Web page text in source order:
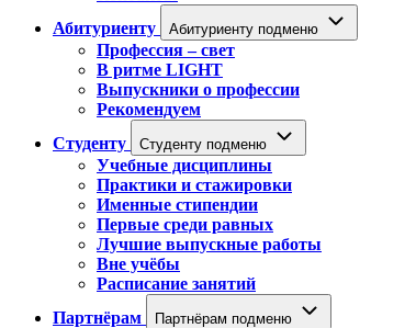
Абитуриенту
Абитуриенту подменю
Профессия – свет
В ритме LIGHT
Выпускники о профессии
Рекомендуем
Студенту
Студенту подменю
Учебные дисциплины
Практики и стажировки
Именные стипендии
Первые среди равных
Лучшие выпускные работы
Вне учёбы
Расписание занятий
Партнёрам
Партнёрам подменю